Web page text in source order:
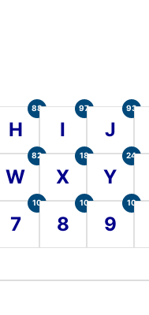
H
88
I
97
J
93
W
82
X
18
Y
24
7
10
8
10
9
10